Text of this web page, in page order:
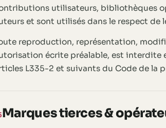
utilisateurs, bibliothèques
et sont utilisés dans le respect de
reproduction, représentation,
écrite préalable, est interdite
L335-2 et suivants du Code de la
Marques tierces &